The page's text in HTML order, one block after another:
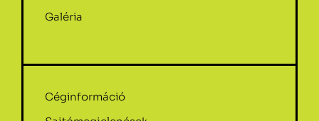
Galéria
Céginformáció